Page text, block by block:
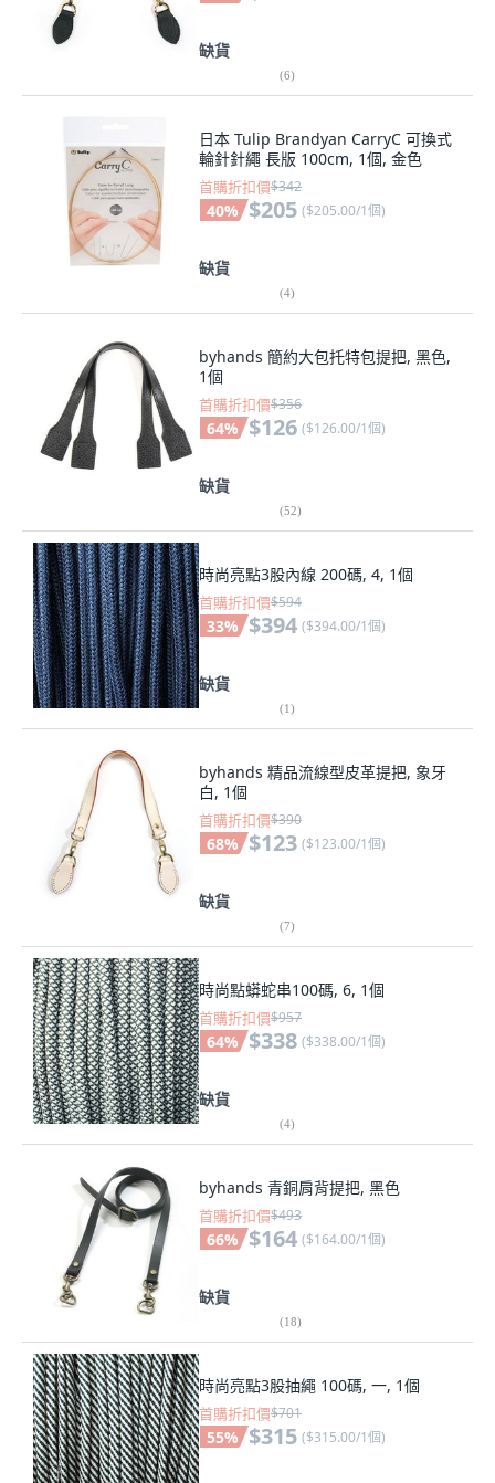
缺貨
(6)
日本 Tulip Brandyan CarryC 可換式
輪針針繩 長版 100cm, 1個, 金色
首購折扣價$342
40% $205 ($205.00/1個)
缺貨
(4)
byhands 簡約大包托特包提把, 黑色,
1個
首購折扣價$356
64% $126 ($126.00/1個)
缺貨
(52)
時尚亮點3股內線 200碼, 4, 1個
首購折扣價$594
33% $394 ($394.00/1個)
缺貨
(1)
byhands 精品流線型皮革提把, 象牙
白, 1個
首購折扣價$390
68% $123 ($123.00/1個)
缺貨
(7)
時尚點蟒蛇串100碼, 6, 1個
首購折扣價$957
64% $338 ($338.00/1個)
缺貨
(4)
byhands 青銅肩背提把, 黑色
首購折扣價$493
66% $164 ($164.00/1個)
缺貨
(18)
時尚亮點3股抽繩 100碼, 一, 1個
首購折扣價$701
55% $315 ($315.00/1個)